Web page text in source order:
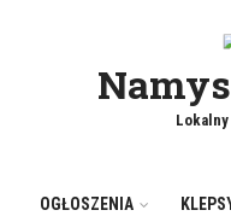
OGŁOSZENIA